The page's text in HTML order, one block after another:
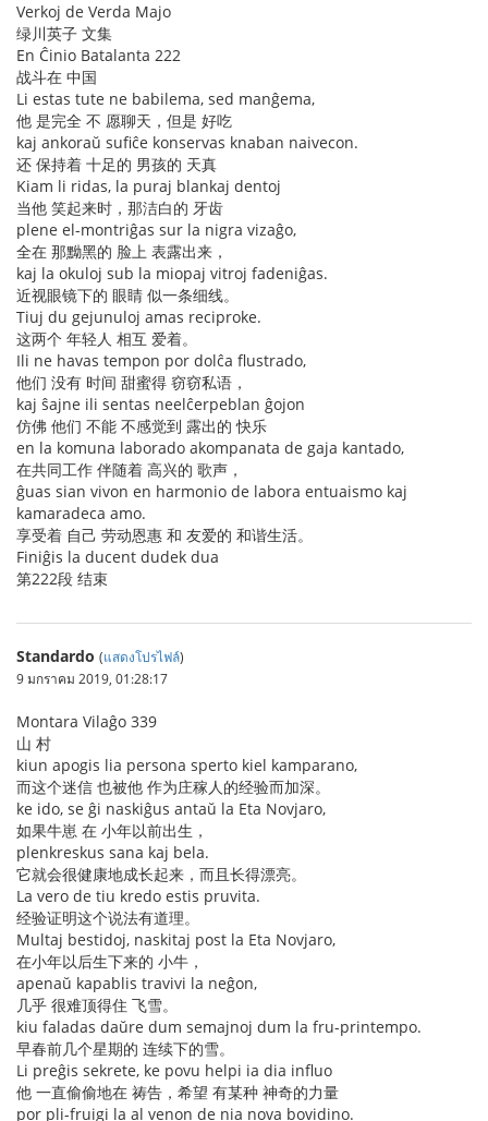
Verkoj de Verda Majo
绿川英子 文集
En Ĉinio Batalanta 222
战斗在 中国
Li estas tute ne babilema, sed manĝema,
他 是完全 不 愿聊天，但是 好吃
kaj ankoraŭ sufiĉe konservas knaban naivecon.
还 保持着 十足的 男孩的 天真
Kiam li ridas, la puraj blankaj dentoj
当他 笑起来时，那洁白的 牙齿
plene el-montriĝas sur la nigra vizaĝo,
全在 那黝黑的 脸上 表露出来，
kaj la okuloj sub la miopaj vitroj fadeniĝas.
近视眼镜下的 眼睛 似一条细线。
Tiuj du gejunuloj amas reciproke.
这两个 年轻人 相互 爱着。
Ili ne havas tempon por dolĉa flustrado,
他们 没有 时间 甜蜜得 窃窃私语，
kaj ŝajne ili sentas neelĉerpeblan ĝojon
仿佛 他们 不能 不感觉到 露出的 快乐
en la komuna laborado akompanata de gaja kantado,
在共同工作 伴随着 高兴的 歌声，
ĝuas sian vivon en harmonio de labora entuaismo kaj
kamaradeca amo.
享受着 自己 劳动恩惠 和 友爱的 和谐生活。
Finiĝis la ducent dudek dua
第222段 结束
Standardo (แสดงโปรไฟล์)
9 มกราคม 2019, 01:28:17
Montara Vilaĝo 339
山 村
kiun apogis lia persona sperto kiel kamparano,
而这个迷信 也被他 作为庄稼人的经验而加深。
ke ido, se ĝi naskiĝus antaŭ la Eta Novjaro,
如果牛崽 在 小年以前出生，
plenkreskus sana kaj bela.
它就会很健康地成长起来，而且长得漂亮。
La vero de tiu kredo estis pruvita.
经验证明这个说法有道理。
Multaj bestidoj, naskitaj post la Eta Novjaro,
在小年以后生下来的 小牛，
apenaŭ kapablis travivi la neĝon,
几乎 很难顶得住 飞雪。
kiu faladas daŭre dum semajnoj dum la fru-printempo.
早春前几个星期的 连续下的雪。
Li preĝis sekrete, ke povu helpi ia dia influo
他 一直偷偷地在 祷告，希望 有某种 神奇的力量
por pli-fruigi la al venon de nia nova bovidino.